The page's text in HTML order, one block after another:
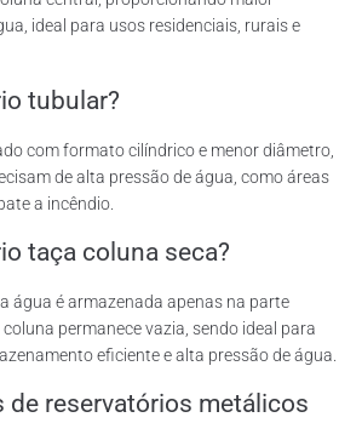
ideal para usos residenciais, rurais e
tubular?
com formato cilíndrico e menor diâmetro,
de alta pressão de água, como áreas
a incêndio.
taça coluna seca?
água é armazenada apenas na parte
permanece vazia, sendo ideal para
eficiente e alta pressão de água.
de reservatórios metálicos